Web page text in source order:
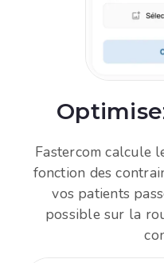
Fastercom calcule
fonction des
vos patients
possible sur la